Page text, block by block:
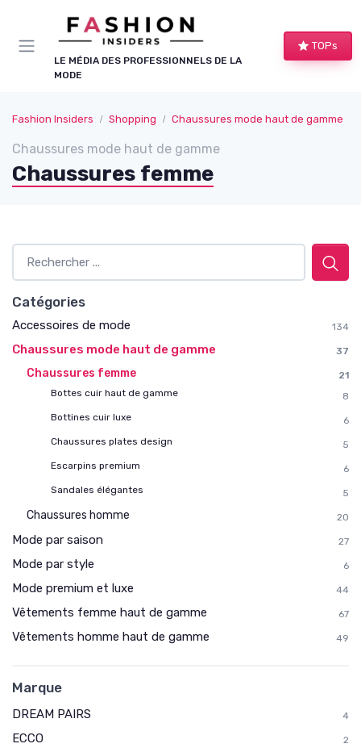
LE MÉDIA DES PROFESSIONNELS DE LA
MODE
TOPs
Fashion Insiders Shopping Chaussures mode haut de gamme
Chaussures mode haut de gamme
Chaussures femme
Catégories
Accessoires de mode 134
Chaussures mode haut de gamme 37
Chaussures femme
21
Bottes cuir haut de gamme
8
Bottines cuir luxe
6
Chaussures plates design
5
Escarpins premium
6
Sandales élégantes
5
Chaussures homme 20
Mode par saison 27
Mode par style 6
Mode premium et luxe 44
Vêtements femme haut de gamme 67
Vêtements homme haut de gamme 49
Marque
DREAM PAIRS 4
ECCO 2